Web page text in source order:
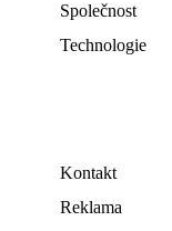
Společnost
Technologie
Kontakt
Reklama